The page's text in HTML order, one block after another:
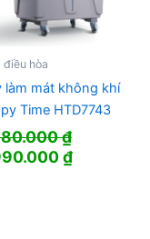
điều hòa
làm mát không khí
Time HTD7743
₫
₫Giá